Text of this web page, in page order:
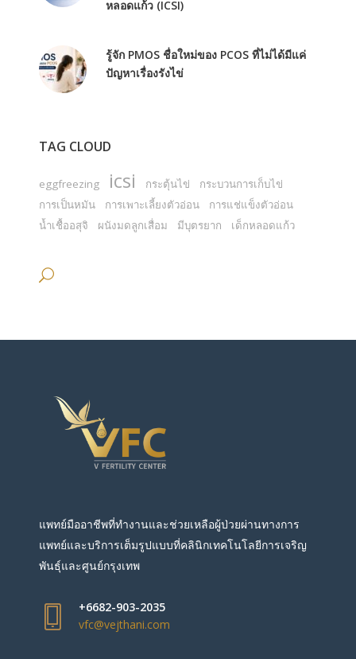
หลอดแก้ว (ICSI)
รู้จัก PMOS ชื่อใหม่ของ PCOS ที่ไม่ได้มีแค่
ปัญหาเรื่องรังไข่
TAG CLOUD
eggfreezing icsi กระตุ้นไข่
กระบวนการเก็บไข่
การเป็นหมัน
การเพาะเลี้ยงตัวอ่อน
การแช่แข็งตัวอ่อน
น้ำเชื้ออสุจิ
ผนังมดลูกเสื่อม มีบุตรยาก เด็กหลอดแก้ว
แพทย์มืออาชีพที่ทำงานและช่วยเหลือผู้ป่วยผ่านทางการ
แพทย์และบริการเต็มรูปแบบที่คลินิกเทคโนโลยีการเจริญ
พันธุ์และศูนย์กรุงเทพ
+6682-903-2035
vfc@vejthani.com